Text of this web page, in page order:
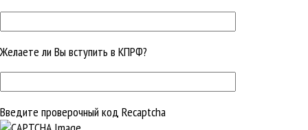
Желаете ли Вы вступить в КПРФ?
Введите проверочный код Recaptcha